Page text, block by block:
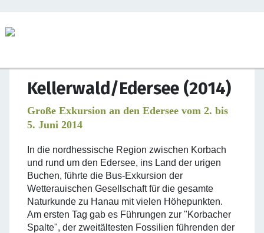
Kellerwald/Edersee (2014)
Große Exkursion an den Edersee vom 2. bis
5. Juni 2014
In die nordhessische Region zwischen Korbach
und rund um den Edersee, ins Land der urigen
Buchen, führte die Bus-Exkursion der
Wetterauischen Gesellschaft für die gesamte
Naturkunde zu Hanau mit vielen Höhepunkten.
Am ersten Tag gab es Führungen zur "Korbacher
Spalte", der zweitältesten Fossilien führenden der